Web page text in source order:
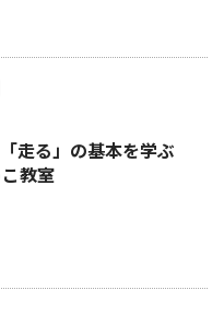
走る」の基本を学ぶ
教室